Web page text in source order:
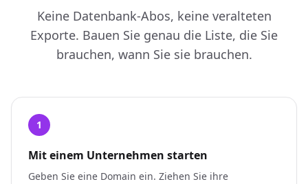
Keine Datenbank-Abos, keine veralteten
Exporte. Bauen Sie genau die Liste, die Sie
brauchen, wann Sie sie brauchen.
1
Mit einem Unternehmen starten
Geben Sie eine Domain ein. Ziehen Sie ihre